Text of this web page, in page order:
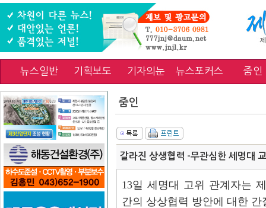
뉴스일반 기획보도 기자의눈 뉴스포커스 줌인
줌인
갈라진 상생협력 -무관심한 세명대
13일 세명대 고위 관계자는
간의 상상협력 방안에 대한